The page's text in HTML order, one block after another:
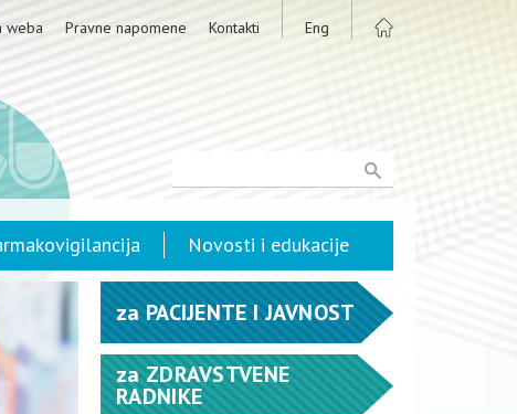
weba Pravne napomene Kontakti Eng
Novosti i edukacije
za PACIJENTE I JAVNOST
za ZDRAVSTVENE
RADNIKE